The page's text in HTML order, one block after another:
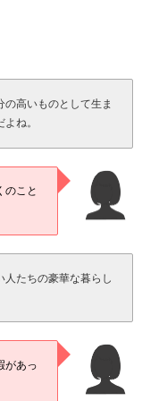
高いものとして生ま
ね。
のこと
人たちの豪華な暮らし
があっ